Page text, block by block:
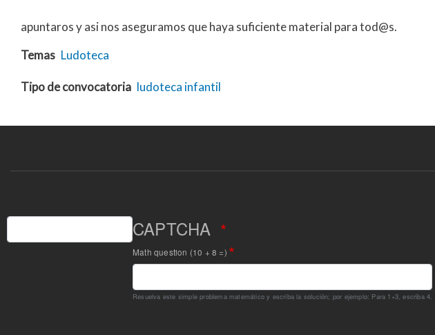
apuntaros y asi nos aseguramos que haya suficiente material para tod@s.
Temas Ludoteca
Tipo de convocatoria ludoteca infantil
Buscar CAPTCHA
Math question (10 + 8 =)
Resuelva este simple problema matemático y escriba la solución; por ejemplo: Para 1+3, escriba 4.